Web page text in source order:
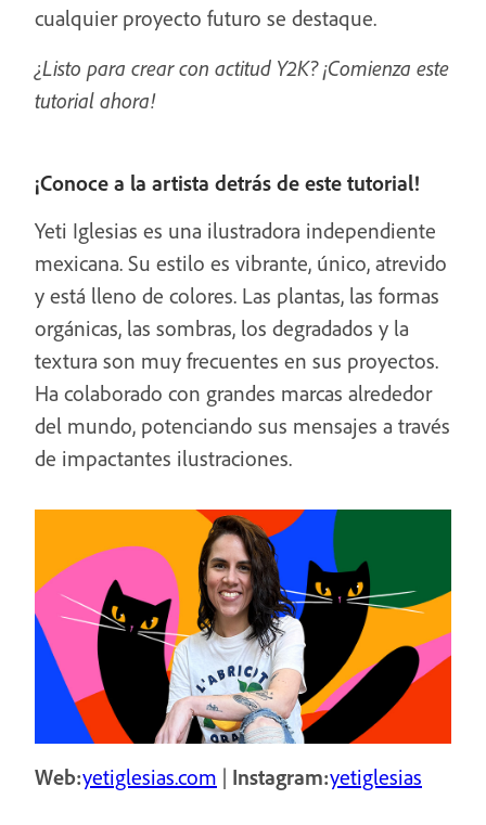
cualquier proyecto futuro se destaque.
¿Listo para crear con actitud Y2K? ¡Comienza este
tutorial ahora!
¡Conoce a la artista detrás de este tutorial!
Yeti Iglesias es una ilustradora independiente
mexicana. Su estilo es vibrante, único, atrevido
y está lleno de colores. Las plantas, las formas
orgánicas, las sombras, los degradados y la
textura son muy frecuentes en sus proyectos.
Ha colaborado con grandes marcas alrededor
del mundo, potenciando sus mensajes a través
de impactantes ilustraciones.
Web:yetiglesias.com | Instagram:yetiglesias